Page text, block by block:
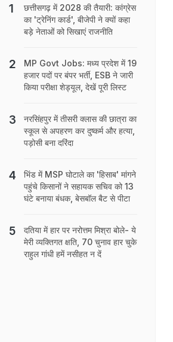
छत्तीसगढ़ में 2028 की तैयारी: कांग्रेस
का 'ट्रेनिंग कार्ड', बीजेपी ने क्‍यों कहा
बड़े नेताओं को सिखाएं राजनीति
MP Govt Jobs: मध्य प्रदेश में 19
हजार पदों पर बंपर भर्ती, ESB ने जारी
किया परीक्षा शेड्यूल, देखें पूरी लिस्ट
नरसिंहपुर में तीसरी क्‍लास की छात्रा का
स्कूल से अपहरण कर दुष्कर्म और हत्या,
पड़ोसी बना दरिंदा
भिंड में MSP घोटाले का 'हिसाब' मांगने
पहुंचे किसानों ने सहायक सचिव को 13
घंटे बनाया बंधक, बेसबॉल बैट से पीटा
दतिया में हार पर नरोत्तम मिश्रा बोले- ये
मेरी व्यक्तिगत क्षति, 70 चुनाव हार चुके
राहुल गांधी हमें नसीहत न दें